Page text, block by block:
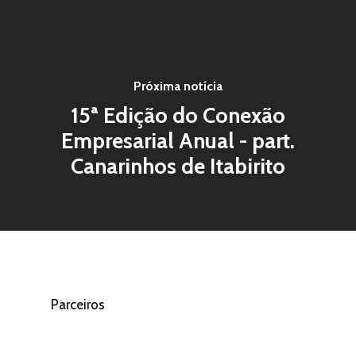
Próxima notícia
15ª Edição do Conexão
Empresarial Anual - part.
Canarinhos de Itabirito
Parceiros